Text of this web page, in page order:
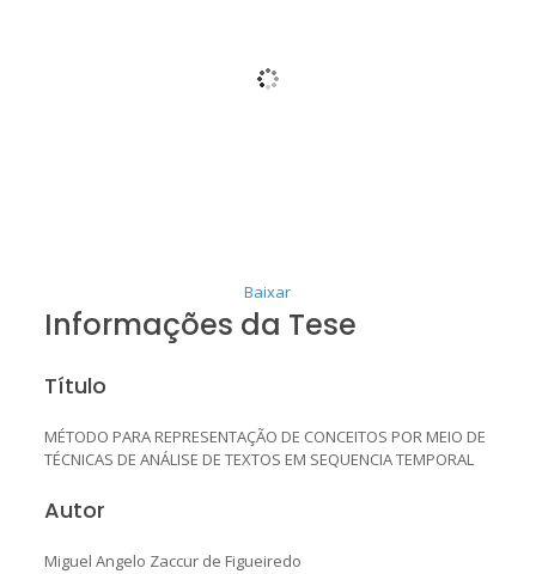
Baixar
Informações da Tese
Título
MÉTODO PARA REPRESENTAÇÃO DE CONCEITOS POR MEIO DE
TÉCNICAS DE ANÁLISE DE TEXTOS EM SEQUENCIA TEMPORAL
Autor
Miguel Angelo Zaccur de Figueiredo